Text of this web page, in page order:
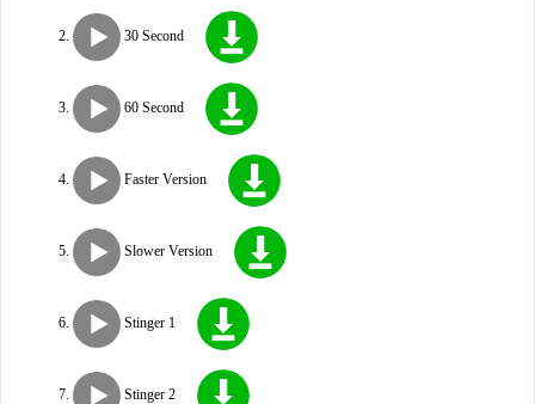
30 Second
60 Second
Faster Version
Slower Version
Stinger 1
Stinger 2